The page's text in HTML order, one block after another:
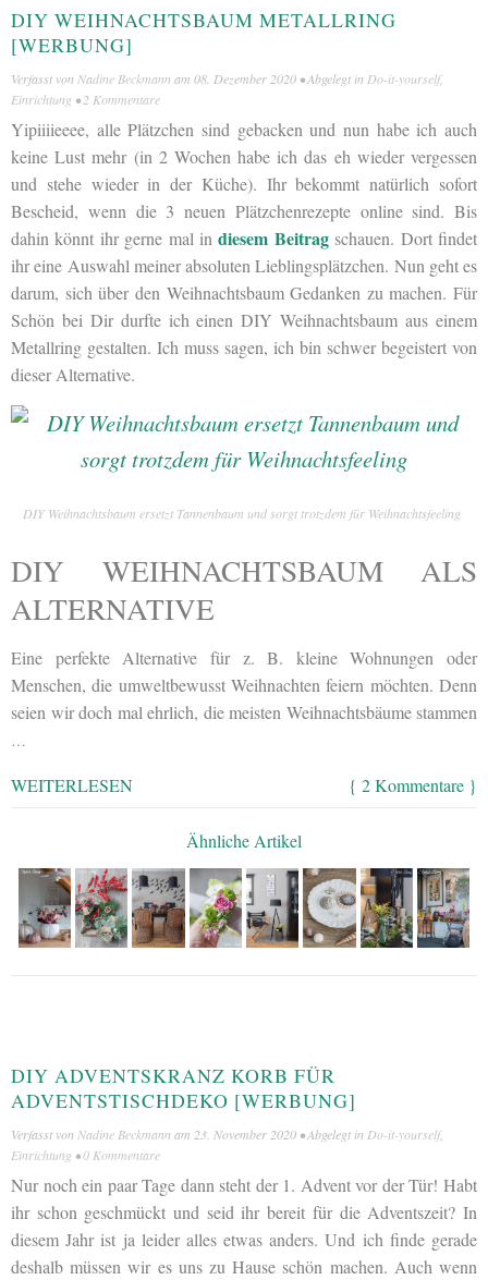
DIY WEIHNACHTSBAUM METALLRING
[WERBUNG]
Verfasst von Nadine Beckmann am 08. Dezember 2020 • Abgelegt in Do-it-yourself,
Einrichtung •2 Kommentare
Yipiiiieeee, alle Plätzchen sind gebacken und nun habe ich auch
keine Lust mehr (in 2 Wochen habe ich das eh wieder vergessen
und stehe wieder in der Küche). Ihr bekommt natürlich sofort
Bescheid, wenn die 3 neuen Plätzchenrezepte online sind. Bis
dahin könnt ihr gerne mal indiesem Beitragschauen. Dort findet
ihr eine Auswahl meiner absoluten Lieblingsplätzchen. Nun geht es
darum, sich über den Weihnachtsbaum Gedanken zu machen. Für
Schön bei Dir durfte ich einen DIY Weihnachtsbaum aus einem
Metallring gestalten. Ich muss sagen, ich bin schwer begeistert von
dieser Alternative.
DIY Weihnachtsbaum ersetzt Tannenbaum und sorgt trotzdem für Weihnachtsfeeling
DIY WEIHNACHTSBAUM ALS
ALTERNATIVE
Eine perfekte Alternative für z. B. kleine Wohnungen oder
Menschen, die umweltbewusst Weihnachten feiern möchten. Denn
seien wir doch mal ehrlich, die meisten Weihnachtsbäume stammen
…
WEITERLESEN { 2 Kommentare }
Ähnliche Artikel
DIY ADVENTSKRANZ KORB FÜR
ADVENTSTISCHDEKO [WERBUNG]
Verfasst von Nadine Beckmann am 23. November 2020 • Abgelegt in Do-it-yourself,
Einrichtung •0 Kommentare
Nur noch ein paar Tage dann steht der 1. Advent vor der Tür! Habt
ihr schon geschmückt und seid ihr bereit für die Adventszeit? In
diesem Jahr ist ja leider alles etwas anders. Und ich finde gerade
deshalb müssen wir es uns zu Hause schön machen. Auch wenn